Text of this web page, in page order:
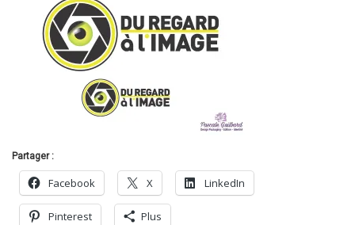
Partager :
Facebook X LinkedIn
Pinterest Plus